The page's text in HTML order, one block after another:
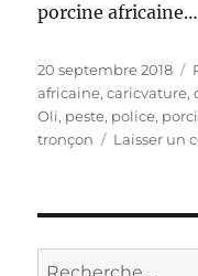
porcine africaine…
Publié
le
20 septembre 2018
africaine,caricvature,
Oli, peste, police,
tronçon
Laisser un
Recherche